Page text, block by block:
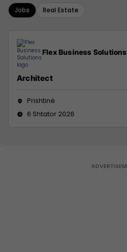
Jobs Real Estate
Flex Business Solutions
Architect
Prishtinë
6 Shtator 2026